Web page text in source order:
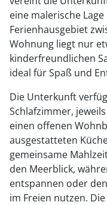
eine malerische
Ferienhausgebiet
Wohnung liegt nur
kinderfreundlichen
ideal für Spaß und
Die Unterkunft
Schlafzimmer,
einen offenen
ausgestatteten
gemeinsame
den Meerblick,
entspannen oder
im Freien nutzen.